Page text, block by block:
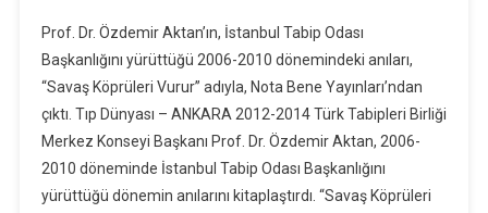
Prof. Dr. Özdemir Aktan’ın, İstanbul Tabip Odası
Başkanlığını yürüttüğü 2006-2010 dönemindeki anıları,
“Savaş Köprüleri Vurur” adıyla, Nota Bene Yayınları’ndan
çıktı. Tıp Dünyası – ANKARA 2012-2014 Türk Tabipleri Birliği
Merkez Konseyi Başkanı Prof. Dr. Özdemir Aktan, 2006-
2010 döneminde İstanbul Tabip Odası Başkanlığını
yürüttüğü dönemin anılarını kitaplaştırdı. “Savaş Köprüleri